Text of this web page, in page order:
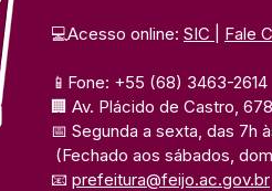
💻Acesso online: SIC Fale
📱Fone: +55 (68) 3463-2614
🏢 Av. Plácido de Castro,
📅 Segunda a sexta, das 7h
(Fechado aos sábados,
📧 prefeitura@feijo.ac.gov.br